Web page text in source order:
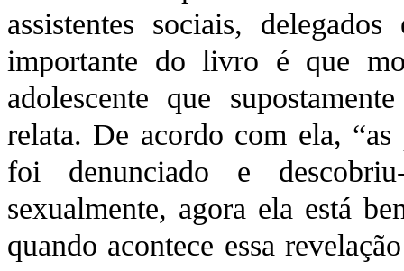
assistentes sociais,
importante do livro é que
adolescente que
relata. De acordo com ela, “as
foi denunciado e
sexualmente, agora ela está
quando acontece essa